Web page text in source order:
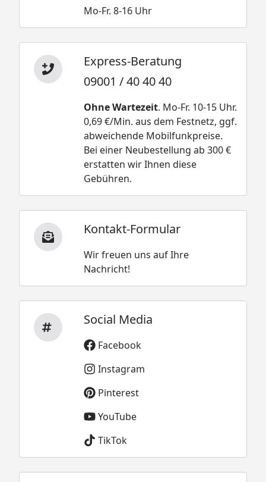
Mo-Fr. 8-16 Uhr
Express-Beratung
09001 / 40 40 40
Ohne Wartezeit. Mo-Fr. 10-15 Uhr.
0,69 €/Min. aus dem Festnetz, ggf.
abweichende Mobilfunkpreise.
Bei einer Neubestellung ab 300 €
erstatten wir Ihnen diese
Gebühren.
Kontakt-Formular
Wir freuen uns auf Ihre
Nachricht!
Social Media
Facebook
Instagram
Pinterest
YouTube
TikTok